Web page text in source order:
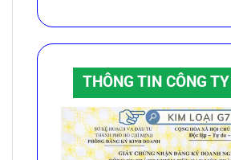
THÔNG TIN CÔNG TY